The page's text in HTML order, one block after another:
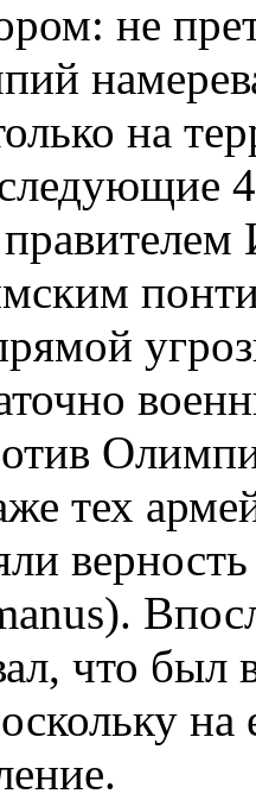
не
на
тех
что был